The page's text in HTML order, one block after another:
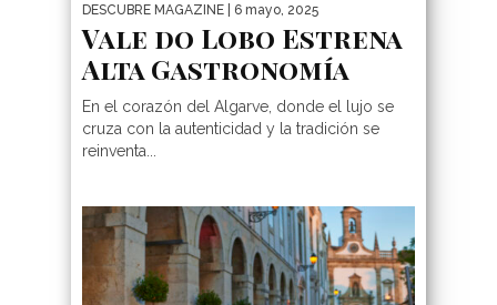
DESCUBRE MAGAZINE | 6 mayo, 2025
Vale do Lobo Estrena
Alta Gastronomía
En el corazón del Algarve, donde el lujo se
cruza con la autenticidad y la tradición se
reinventa...